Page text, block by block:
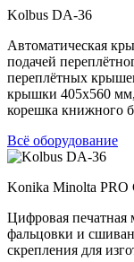
Kolbus DA-36
Автоматическая
подачей
переплётных
крышки 405х560
корешка книжного
Всё оборудование
Konika Minolta PRO
Цифровая печатная
фальцовки и
скрепления для